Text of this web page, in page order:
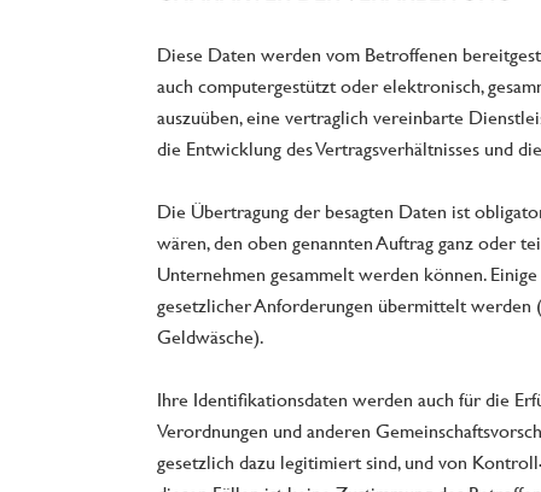
Diese Daten werden vom Betroffenen
auch computergestützt oder elektronisch,
auszuüben, eine vertraglich vereinbarte
die Entwicklung des Vertragsverhältnisses und
Die Übertragung der besagten Daten ist
wären, den oben genannten Auftrag ganz oder
Unternehmen gesammelt werden können.
gesetzlicher Anforderungen übermittelt werden
Geldwäsche).
Ihre Identifikationsdaten werden auch für die
Verordnungen und anderen
gesetzlich dazu legitimiert sind, und von